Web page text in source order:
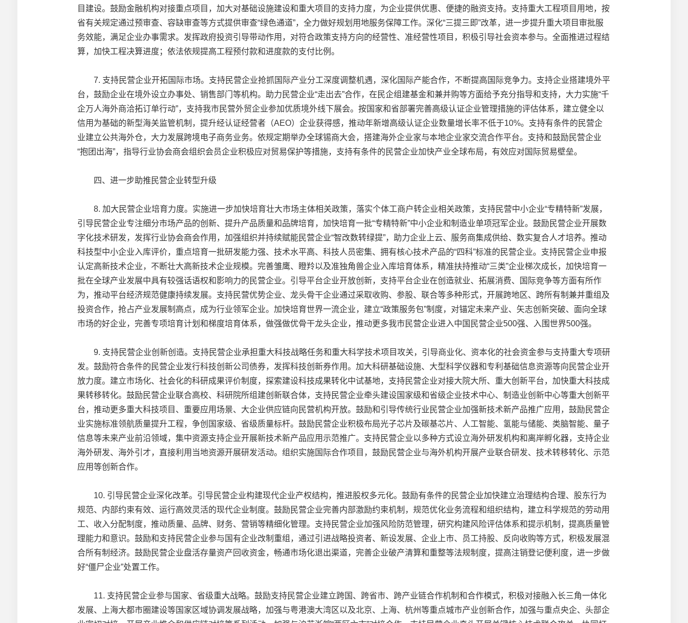
目建设。鼓励金融机构对接重点项目，加大对基础设施建设和重大项目的支持力度，为企业提供优惠、便捷的融资支持。支持重大工程项目用地，按
省有关规定通过预审查、容缺审查等方式提供审查“绿色通道”，全力做好规划用地服务保障工作。深化“三提三即”改革，进一步提升重大项目审批服
务效能，满足企业办事需求。发挥政府投资引导带动作用，对符合政策支持方向的经营性、准经营性项目，积极引导社会资本参与。全面推进过程结
算，加快工程决算进度；依法依规提高工程预付款和进度款的支付比例。
7. 支持民营企业开拓国际市场。支持民营企业抢抓国际产业分工深度调整机遇，深化国际产能合作，不断提高国际竞争力。支持企业搭建境外平
台，鼓励企业在境外设立办事处、销售部门等机构。助力民营企业“走出去”合作，在民企组建基金和兼并购等方面给予充分指导和支持，大力实施“千
企万人海外商洽拓订单行动”，支持我市民营外贸企业参加优质境外线下展会。按国家和省部署完善高级认证企业管理措施的评估体系，建立健全以
信用为基础的新型海关监管机制，提升经认证经营者（AEO）企业获得感，推动年新增高级认证企业数量增长率不低于10%。支持有条件的民营企
业建立公共海外仓，大力发展跨境电子商务业务。依规定期举办全球锡商大会，搭建海外企业家与本地企业家交流合作平台。支持和鼓励民营企业
“抱团出海”，指导行业协会商会组织会员企业积极应对贸易保护等措施，支持有条件的民营企业加快产业全球布局，有效应对国际贸易壁垒。
四、进一步助推民营企业转型升级
8. 加大民营企业培育力度。实施进一步加快培育壮大市场主体相关政策，落实个体工商户转企业相关政策，支持民营中小企业“专精特新”发展，
引导民营企业专注细分市场产品的创新、提升产品质量和品牌培育，加快培育一批“专精特新”中小企业和制造业单项冠军企业。鼓励民营企业开展数
字化技术研发，发挥行业协会商会作用，加强组织并持续赋能民营企业“智改数转绿提”，助力企业上云、服务商集成供给、数实复合人才培养。推动
科技型中小企业入库评价，重点培育一批研发能力强、技术水平高、科技人员密集、拥有核心技术产品的“四科”标准的民营企业。支持民营企业申报
认定高新技术企业，不断壮大高新技术企业规模。完善雏鹰、瞪羚以及准独角兽企业入库培育体系，精准扶持推动“三类”企业梯次成长，加快培育一
批在全球产业发展中具有较强话语权和影响力的民营企业。引导平台企业开放创新，支持平台企业在创造就业、拓展消费、国际竞争等方面有所作
为，推动平台经济规范健康持续发展。支持民营优势企业、龙头骨干企业通过采取收购、参股、联合等多种形式，开展跨地区、跨所有制兼并重组及
投资合作，抢占产业发展制高点，成为行业领军企业。加快培育世界一流企业，建立“政策服务包”制度，对锚定未来产业、矢志创新突破、面向全球
市场的好企业，完善专项培育计划和梯度培育体系，做强做优骨干龙头企业，推动更多我市民营企业进入中国民营企业500强、入围世界500强。
9. 支持民营企业创新创造。支持民营企业承担重大科技战略任务和重大科学技术项目攻关，引导商业化、资本化的社会资金参与支持重大专项研
发。鼓励符合条件的民营企业发行科技创新公司债券，发挥科技创新券作用。加大科研基础设施、大型科学仪器和专利基础信息资源等向民营企业开
放力度。建立市场化、社会化的科研成果评价制度，探索建设科技成果转化中试基地，支持民营企业对接大院大所、重大创新平台，加快重大科技成
果转移转化。鼓励民营企业联合高校、科研院所组建创新联合体，支持民营企业牵头建设国家级和省级企业技术中心、制造业创新中心等重大创新平
台，推动更多重大科技项目、重要应用场景、大企业供应链向民营机构开放。鼓励和引导传统行业民营企业加强新技术新产品推广应用，鼓励民营企
业实施标准领航质量提升工程，争创国家级、省级质量标杆。鼓励民营企业积极布局光子芯片及碳基芯片、人工智能、氢能与储能、类脑智能、量子
信息等未来产业前沿领域，集中资源支持企业开展新技术新产品应用示范推广。支持民营企业以多种方式设立海外研发机构和离岸孵化器，支持企业
海外研发、海外引才，直接利用当地资源开展研发活动。组织实施国际合作项目，鼓励民营企业与海外机构开展产业联合研发、技术转移转化、示范
应用等创新合作。
10. 引导民营企业深化改革。引导民营企业构建现代企业产权结构，推进股权多元化。鼓励有条件的民营企业加快建立治理结构合理、股东行为
规范、内部约束有效、运行高效灵活的现代企业制度。鼓励民营企业完善内部激励约束机制，规范优化业务流程和组织结构，建立科学规范的劳动用
工、收入分配制度，推动质量、品牌、财务、营销等精细化管理。支持民营企业加强风险防范管理，研究构建风险评估体系和提示机制，提高质量管
理能力和意识。鼓励和支持民营企业参与国有企业改制重组，通过引进战略投资者、新设发展、企业上市、员工持股、反向收购等方式，积极发展混
合所有制经济。鼓励民营企业盘活存量资产回收资金，畅通市场化退出渠道，完善企业破产清算和重整等法规制度，提高注销登记便利度，进一步做
好“僵尸企业”处置工作。
11. 支持民营企业参与国家、省级重大战略。鼓励支持民营企业建立跨国、跨省市、跨产业链合作机制和合作模式，积极对接融入长三角一体化
发展、上海大都市圈建设等国家区域协调发展战略，加强与粤港澳大湾区以及北京、上海、杭州等重点城市产业创新合作，加强与重点央企、头部企